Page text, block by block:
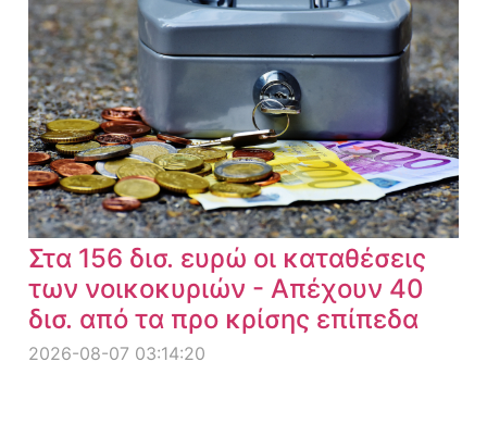
Στα 156 δισ. ευρώ οι καταθέσεις
των νοικοκυριών - Απέχουν 40
δισ. από τα προ κρίσης επίπεδα
2026-08-07 03:14:20